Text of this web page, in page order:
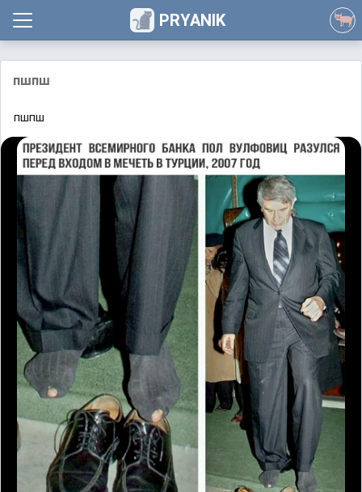
PRYANIK
пшпш
пшпш